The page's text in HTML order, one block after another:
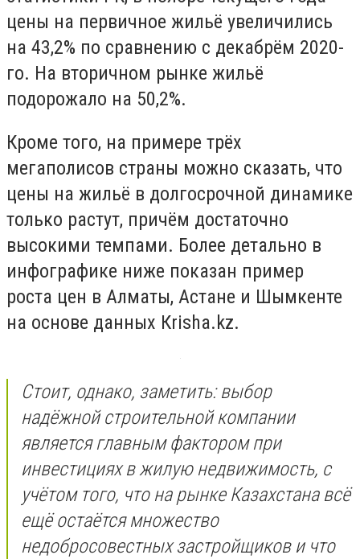
цены на первичное жильё увеличились
на 43,2% по сравнению с декабрём 2020-
го. На вторичном рынке жильё
подорожало на 50,2%.
Кроме того, на примере трёх
мегаполисов страны можно сказать, что
цены на жильё в долгосрочной динамике
только растут, причём достаточно
высокими темпами. Более детально в
инфографике ниже показан пример
роста цен в Алматы, Астане и Шымкенте
на основе данных Кrisha.kz.
Стоит, однако, заметить: выбор
надёжной строительной компании
является главным фактором при
инвестициях в жилую недвижимость, с
учётом того, что на рынке Казахстана всё
ещё остаётся множество
недобросовестных застройщиков и что